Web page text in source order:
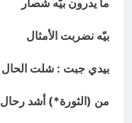
ما يدرون بيّه شصار
بيّه نضربت الأمثال
بيدي جبت : شلت الحال
من (الثورة*) أشد رحال